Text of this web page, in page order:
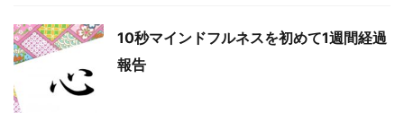
10秒マインドフルネスを初めて1週間経過
報告